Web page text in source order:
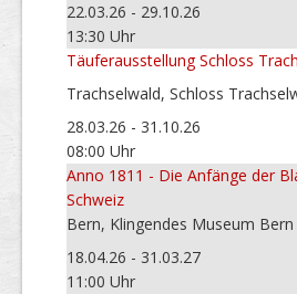
22.03.26 - 29.10.26
13:30 Uhr
Täuferausstellung Schloss
Trachselwald, Schloss
28.03.26 - 31.10.26
08:00 Uhr
Anno 1811 - Die Anfänge der
Schweiz
Bern, Klingendes Museum Bern
18.04.26 - 31.03.27
11:00 Uhr